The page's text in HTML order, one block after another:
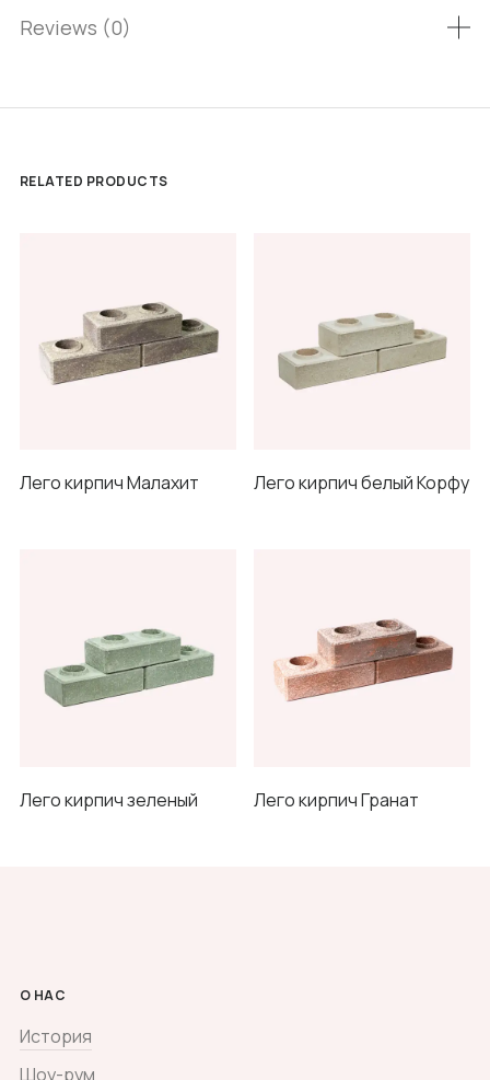
Reviews (0)
RELATED PRODUCTS
Лего кирпич Малахит Лего кирпич белый Корфу
Лего кирпич зеленый Лего кирпич Гранат
О НАС
История
Шоу-рум